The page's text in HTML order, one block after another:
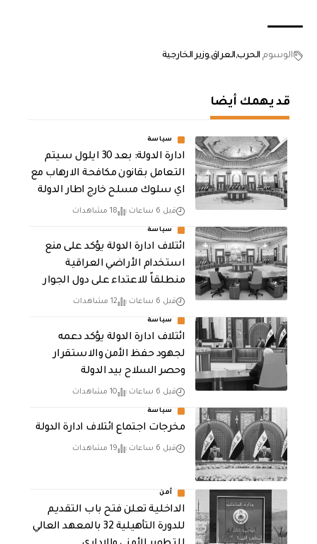
الوسوم الحرب العراقوزير الخارجية
قد يهمك أيضا
سياسة
ادارة الدولة: بعد 30 ايلول سيتم
التعامل بقانون مكافحة الارهاب مع
اي سلوك مسلح خارج اطار الدولة
قبل 6 ساعات 18 مشاهدات
سياسة
ائتلاف ادارة الدولة يؤكد على منع
استخدام الأراضي العراقية
منطلقاً للاعتداء على دول الجوار
قبل 6 ساعات 12 مشاهدات
سياسة
ائتلاف ادارة الدولة يؤكد دعمه
لجهود حفظ الأمن والاستقرار
وحصر السلاح بيد الدولة
قبل 6 ساعات 10 مشاهدات
سياسة
مخرجات اجتماع ائتلاف ادارة الدولة
قبل 6 ساعات 19 مشاهدات
أمن
الداخلية تعلن فتح باب التقديم
للدورة التأهيلية 32 بالمعهد العالي